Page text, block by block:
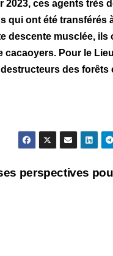
ces agents très
qui ont été transférés
descente musclée, ils
cacaoyers. Pour le
des forêts
perspectives